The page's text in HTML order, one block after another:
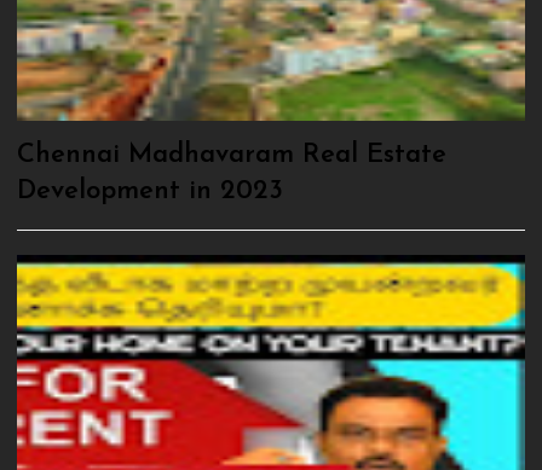
Chennai Madhavaram Real Estate
Development in 2023